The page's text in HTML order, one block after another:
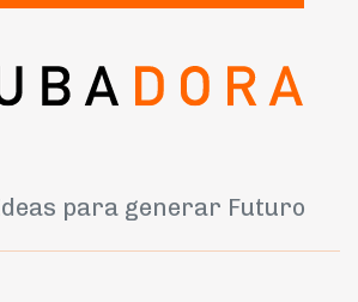
para generar Futuro